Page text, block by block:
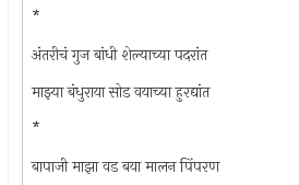
*
अंतरीचं गुज बांधी शेल्याच्या पदरांत
माझ्या बंधुराया सोड वयाच्या हुरद्यांत
*
बापाजी माझा वड बया मालन पिंपरण